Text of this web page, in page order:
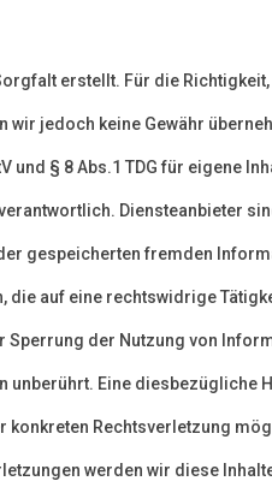
erstellt. Für die Richtigkeit,
jedoch keine Gewähr
und § 8 Abs.1 TDG für eigene
Diensteanbieter
gespeicherten fremden
die auf eine rechtswidrige
Sperrung der Nutzung von
unberührt. Eine diesbezügliche
konkreten Rechtsverletzung
werden wir diese